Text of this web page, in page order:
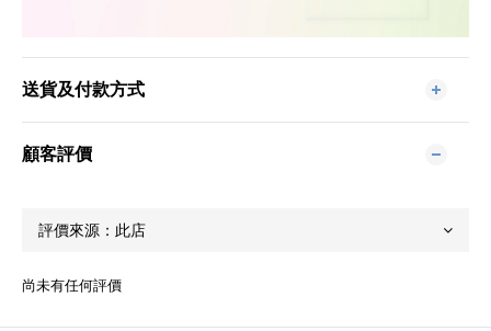
送貨及付款方式
顧客評價
尚未有任何評價